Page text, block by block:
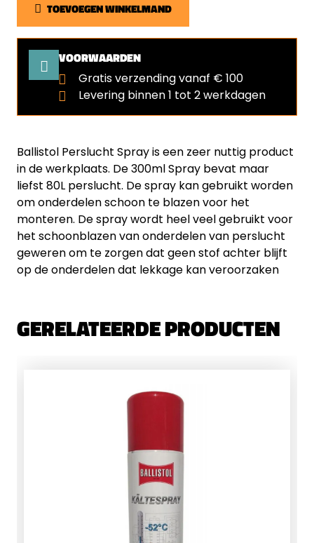
Ballistol Perslucht Spray is een zeer nuttig product
in de werkplaats. De 300ml Spray bevat maar
liefst 80L perslucht. De spray kan gebruikt worden
om onderdelen schoon te blazen voor het
monteren. De spray wordt heel veel gebruikt voor
het schoonblazen van onderdelen van perslucht
geweren om te zorgen dat geen stof achter blijft
op de onderdelen dat lekkage kan veroorzaken
TOEVOEGEN WINKELMAND
VOORWAARDEN
Gratis verzending vanaf € 100
Levering binnen 1 tot 2 werkdagen
GERELATEERDE PRODUCTEN